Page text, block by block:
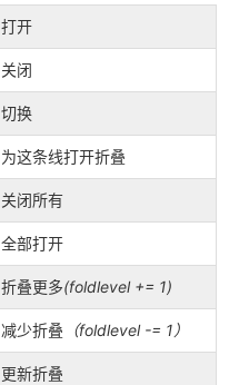
打开
关闭
切换
为这条线打开折叠
关闭所有
全部打开
折叠更多(foldlevel += 1)
减少折叠 （foldlevel -= 1）
更新折叠